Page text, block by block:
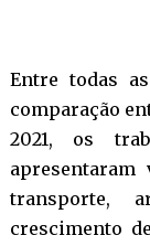
Entre todas
comparação
2021, os
apresentaram
transporte,
crescimento